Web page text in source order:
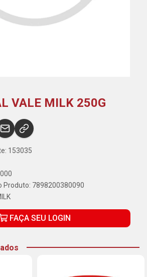
VALE MILK 250G
153035
Produto: 7898200380090
FAÇA SEU LOGIN